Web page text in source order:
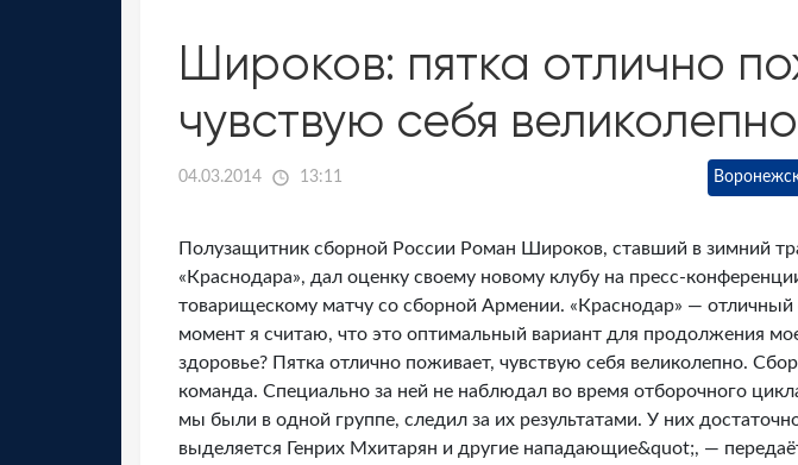
Широков: пятка отлично
чувствую себя великолепно
04.03.2014 13:11
Полузащитник сборной России Роман Широков, ставший в зимний
«Краснодара», дал оценку своему новому клубу на пресс-
товарищескому матчу со сборной Армении. «Краснодар» —
момент я считаю, что это оптимальный вариант для продолжения
здоровье? Пятка отлично поживает, чувствую себя великолепно.
команда. Специально за ней не наблюдал во время отборочного
мы были в одной группе, следил за их результатами. У них
выделяется Генрих Мхитарян и другие нападающие&quot;, —